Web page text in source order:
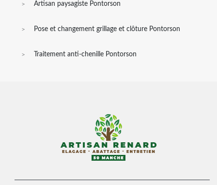
Artisan paysagiste Pontorson
Pose et changement grillage et clôture Pontorson
Traitement anti-chenille Pontorson